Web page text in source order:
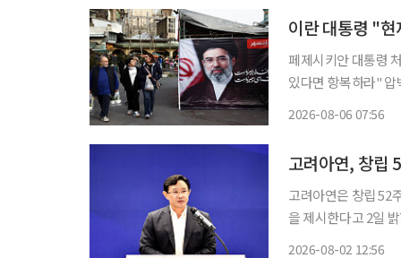
이란 대통령 "
페제시키안 대통령
있다면 항복하라" 압박해 이란 최고지도자 아야톨라 모즈타바 하메네이(
2026-08-06 07:56
고려아연, 창립
고려아연은 창립 52
을 제시한다고 2일
2026-08-02 12:56